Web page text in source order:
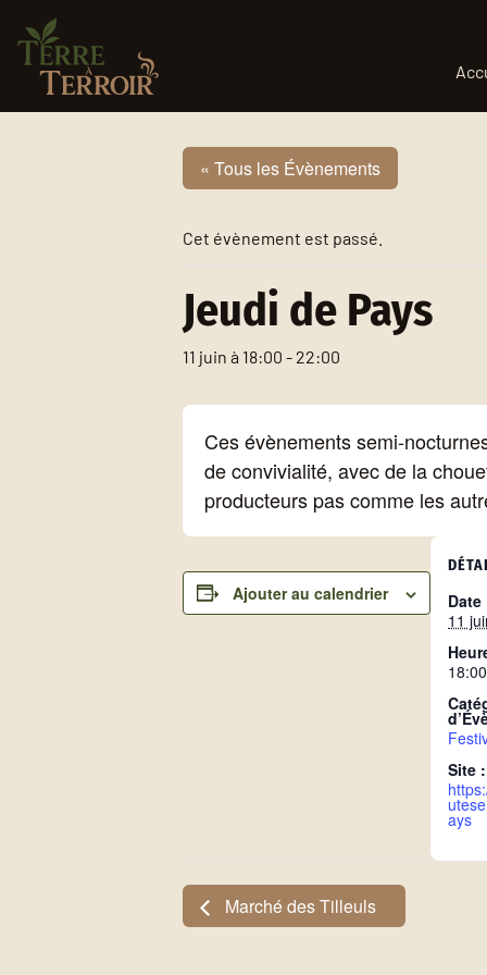
« Tous les Évènements
Cet évènement est passé.
Jeudi de Pays
11 juin à 18:00 - 22:00
Ces évènements semi-
de convivialité, avec de la
producteurs pas comme les
Ajouter au calendrier
Date
11
Site :
ays
Marché des Tilleuls